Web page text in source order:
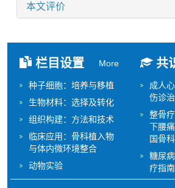
本文评价
栏目设置 More
种子细胞：培养与移植
生物材料：选择及转化
组织构建：方法和技术
临床应用：骨科植入物
与体内微环境整合
动物实验
共
成人
伤诊
整骨
下腰
国骨
糖尿
疗指南